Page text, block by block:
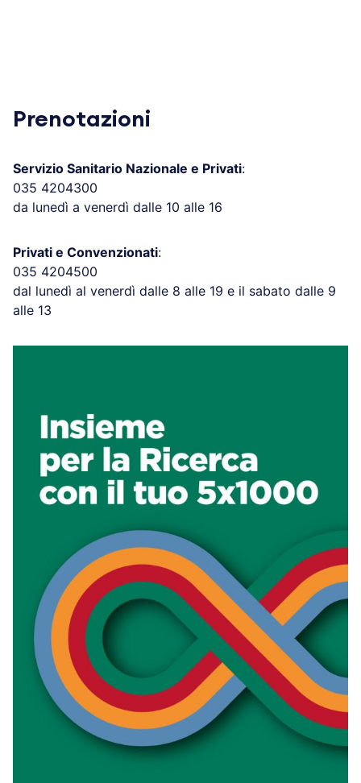
Prenotazioni
Servizio Sanitario Nazionale e Privati:
035 4204300
da lunedì a venerdì dalle 10 alle 16
Privati e Convenzionati:
035 4204500
dal lunedì al venerdì dalle 8 alle 19 e il sabato dalle 9
alle 13